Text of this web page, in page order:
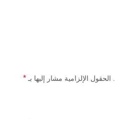
الحقول الإلزامية مشار إليها بـ *